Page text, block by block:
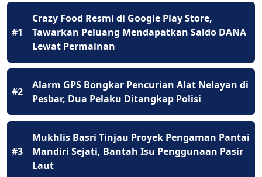
#1
Crazy Food Resmi di Google Play Store,
Tawarkan Peluang Mendapatkan Saldo DANA
Lewat Permainan
#2
Alarm GPS Bongkar Pencurian Alat Nelayan di
Pesbar, Dua Pelaku Ditangkap Polisi
#3
Mukhlis Basri Tinjau Proyek Pengaman Pantai
Mandiri Sejati, Bantah Isu Penggunaan Pasir
Laut